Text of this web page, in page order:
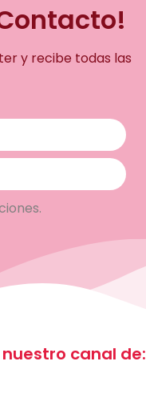
y recibe todas las
canal de: